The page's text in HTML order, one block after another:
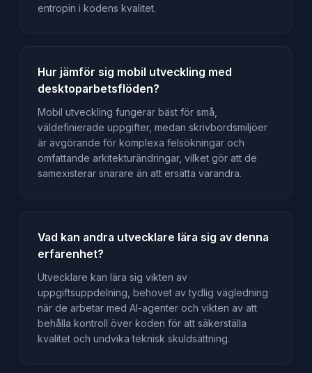
entropin i kodens kvalitet.
Hur jämför sig mobil utveckling med
desktoparbetsflöden?
Mobil utveckling fungerar bäst för små,
väldefinierade uppgifter, medan skrivbordsmiljöer
är avgörande för komplexa felsökningar och
omfattande arkitekturändringar, vilket gör att de
samexisterar snarare än att ersätta varandra.
Vad kan andra utvecklare lära sig av denna
erfarenhet?
Utvecklare kan lära sig vikten av
uppgiftsuppdelning, behovet av tydlig vägledning
när de arbetar med AI-agenter och vikten av att
behålla kontroll över koden för att säkerställa
kvalitet och undvika teknisk skuldsättning.